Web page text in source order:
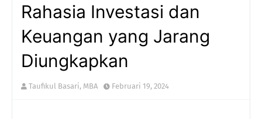
Rahasia Investasi dan
Keuangan yang Jarang
Diungkapkan
Taufikul Basari, MBA Februari 19, 2024